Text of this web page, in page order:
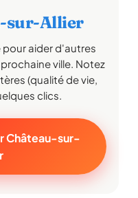
sur-Allier
pour aider d'autres
ville. Notez
(qualité de vie,
clics.
Château-sur-